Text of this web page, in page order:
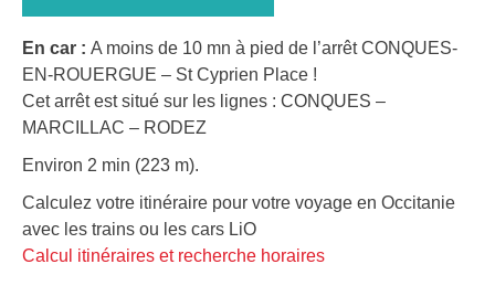
En car : A moins de 10 mn à pied de l’arrêt CONQUES-
EN-ROUERGUE – St Cyprien Place !
Cet arrêt est situé sur les lignes : CONQUES –
MARCILLAC – RODEZ
Environ 2 min (223 m).
Calculez votre itinéraire pour votre voyage en Occitanie
avec les trains ou les cars LiO
Calcul itinéraires et recherche horaires